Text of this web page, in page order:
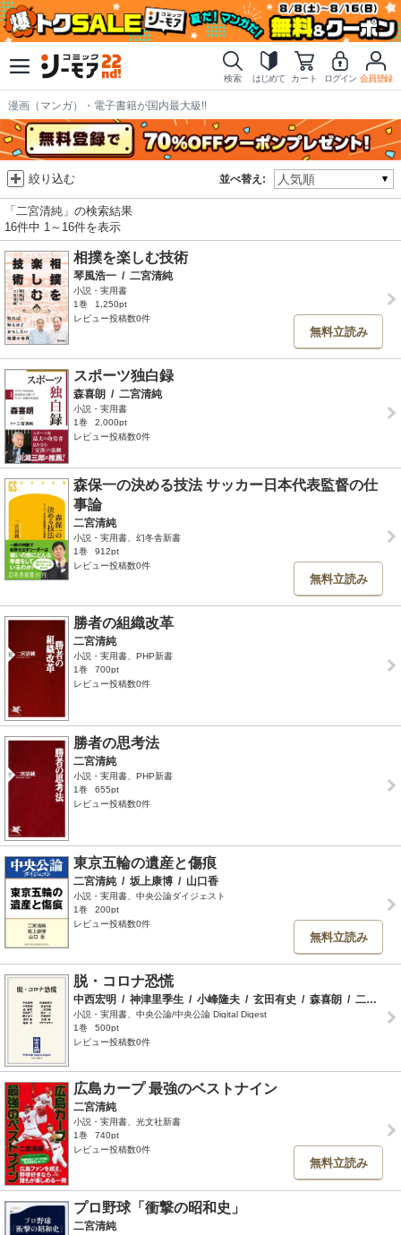
検索 はじめて カート ログイン 会員登録
漫画（マンガ）・電子書籍が国内最大級!!
並べ替え:
絞り込む
「二宮清純」の検索結果
16件中 1～16件を表示
相撲を楽しむ技術
琴風浩一 / 二宮清純
小説・実用書
1巻
1,250pt
レビュー投稿数0件
無料立読み
スポーツ独白録
森喜朗 / 二宮清純
小説・実用書
1巻
2,000pt
レビュー投稿数0件
森保一の決める技法 サッカー日本代表監督の仕
事論
二宮清純
小説・実用書、幻冬舎新書
1巻
912pt
レビュー投稿数0件
無料立読み
勝者の組織改革
二宮清純
小説・実用書、PHP新書
1巻
700pt
レビュー投稿数0件
勝者の思考法
二宮清純
小説・実用書、PHP新書
1巻
655pt
レビュー投稿数0件
東京五輪の遺産と傷痕
二宮清純 / 坂上康博 / 山口香
小説・実用書、中央公論ダイジェスト
1巻
200pt
レビュー投稿数0件
無料立読み
脱・コロナ恐慌
中西宏明 / 神津里季生 / 小峰隆夫 / 玄田有史 / 森喜朗 / 二宮清純
小説・実用書、中央公論/中央公論 Digital Digest
1巻
500pt
レビュー投稿数0件
広島カープ 最強のベストナイン
二宮清純
小説・実用書、光文社新書
1巻
740pt
レビュー投稿数0件
無料立読み
プロ野球「衝撃の昭和史」
二宮清純